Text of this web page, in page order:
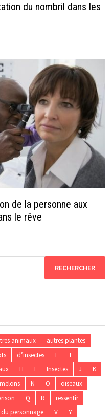
du nombril dans les
de la personne aux
le rêve
animaux
autres plantes
d’insectes E
F
H I Insectes J
K
melons N O
oiseaux
Q R
ressentir
personnage V Y